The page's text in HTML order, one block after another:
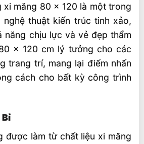
xi măng 80 x 120 là một trong
nghệ thuật kiến trúc tinh xảo,
năng chịu lực và vẻ đẹp thẩm
x 120 cm lý tưởng cho các
trang trí, mang lại điểm nhấn
cách cho bất kỳ công trình
Bỉ
được làm từ chất liệu xi măng